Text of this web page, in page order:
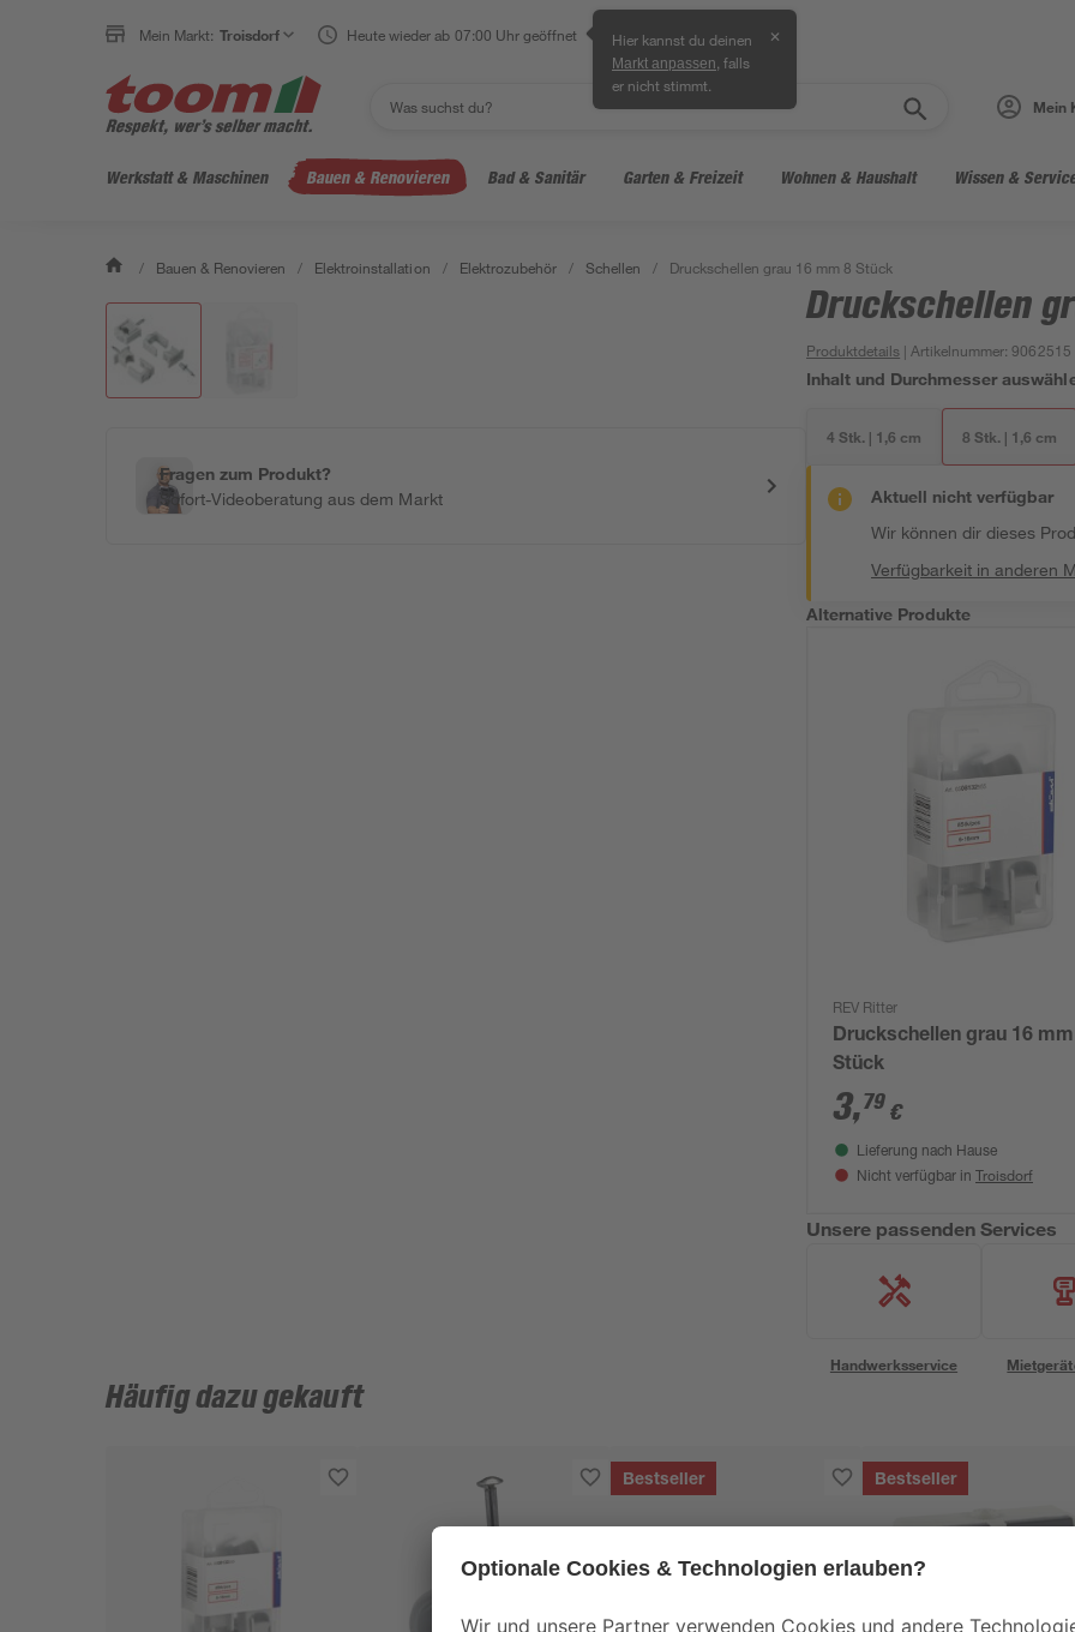
Mein Markt: Troisdorf Heute wieder ab 07:00 Uhr geöffnet Hier kannst du deinen
Markt anpassen , falls
er nicht stimmt.
✕
Mein
Werkstatt & Maschinen Bauen & Renovieren Bad & Sanitär Garten & Freizeit Wohnen & Haushalt Wissen &
/ Bauen & Renovieren / Elektroinstallation / Elektrozubehör / Schellen / Druckschellen grau 16 mm 8 Stück
Fragen zum Produkt?
Sofort-Videoberatung aus dem Markt
Druckschellen
Produktdetails | Artikelnummer:9062515
Inhalt und Durchmesser
4 Stk. | 1,6 cm 8 Stk. | 1,6 cm
Aktuell nicht verfügbar
Wir können dir dieses
Verfügbarkeit in anderen
Alternative Produkte
REV Ritter
Druckschellen grau 16
Stück
3,79 €
Lieferung nach Hause
Nicht verfügbar in Troisdorf
Unsere passenden Services
Handwerksservice
Häufig dazu gekauft
Bestseller Bestseller